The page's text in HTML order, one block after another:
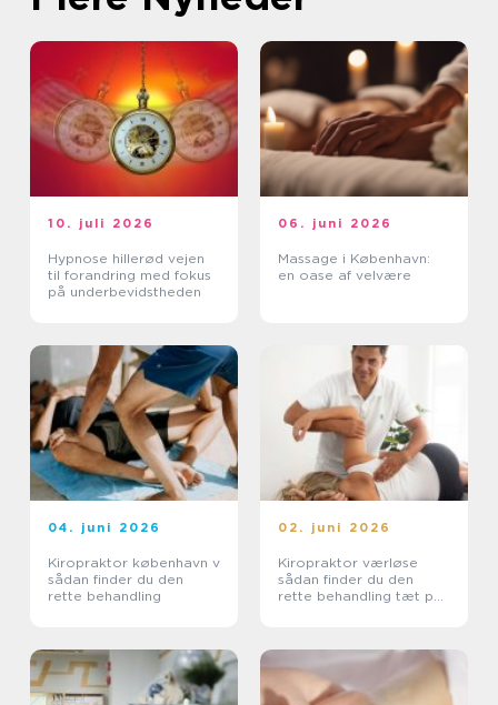
10. juli 2026
Hypnose hillerød vejen
til forandring med fokus
på underbevidstheden
06. juni 2026
Massage i København:
en oase af velvære
04. juni 2026
Kiropraktor københavn v
sådan finder du den
rette behandling
02. juni 2026
Kiropraktor værløse
sådan finder du den
rette behandling tæt på